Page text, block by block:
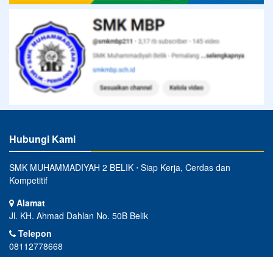
Hubungi Kami
SMK MUHAMMADIYAH 2 BELIK ⋅ Siap Kerja, Cerdas dan
Kompetitif
Alamat
Jl. KH. Ahmad Dahlan No. 50B Belik
Telepon
08112778668